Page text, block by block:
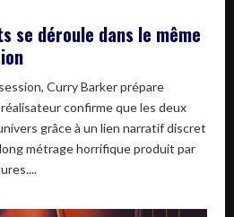
se déroule dans le même
Curry Barker prépare
confirme que les deux
grâce à un lien narratif discret
métrage horrifique produit par